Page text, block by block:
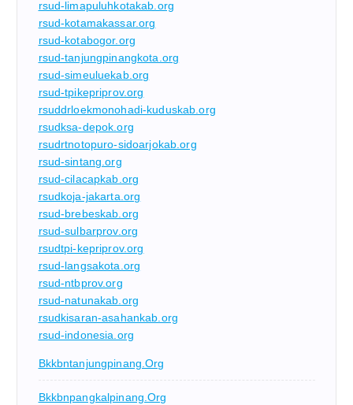
rsud-limapuluhkotakab.org
rsud-kotamakassar.org
rsud-kotabogor.org
rsud-tanjungpinangkota.org
rsud-simeuluekab.org
rsud-tpikepriprov.org
rsuddrloekmonohadi-kuduskab.org
rsudksa-depok.org
rsudrtnotopuro-sidoarjokab.org
rsud-sintang.org
rsud-cilacapkab.org
rsudkoja-jakarta.org
rsud-brebeskab.org
rsud-sulbarprov.org
rsudtpi-kepriprov.org
rsud-langsakota.org
rsud-ntbprov.org
rsud-natunakab.org
rsudkisaran-asahankab.org
rsud-indonesia.org
Bkkbntanjungpinang.org
Bkkbnpangkalpinang.org